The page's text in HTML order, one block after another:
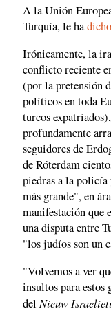
A la Unión
Turquía, le hadicho
Irónicamente, la
conflicto reciente
(por la pretensión
políticos en toda
turcos
profundamente
seguidores de
de Róterdam
piedras a la
más grande", en
manifestación que
una disputa entre
"los judíos son un
"Volvemos a ver
insultos para estos
delNieuw